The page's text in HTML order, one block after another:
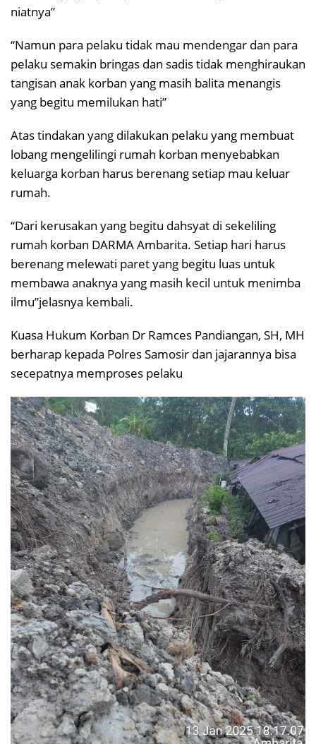
niatnya”
“Namun para pelaku tidak mau mendengar dan para
pelaku semakin bringas dan sadis tidak menghiraukan
tangisan anak korban yang masih balita menangis
yang begitu memilukan hati”
Atas tindakan yang dilakukan pelaku yang membuat
lobang mengelilingi rumah korban menyebabkan
keluarga korban harus berenang setiap mau keluar
rumah.
“Dari kerusakan yang begitu dahsyat di sekeliling
rumah korban DARMA Ambarita. Setiap hari harus
berenang melewati paret yang begitu luas untuk
membawa anaknya yang masih kecil untuk menimba
ilmu”jelasnya kembali.
Kuasa Hukum Korban Dr Ramces Pandiangan, SH, MH
berharap kepada Polres Samosir dan jajarannya bisa
secepatnya memproses pelaku